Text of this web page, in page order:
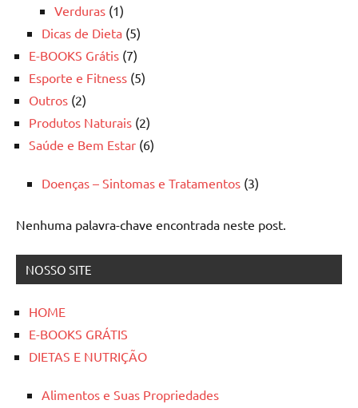
Verduras (1)
Dicas de Dieta (5)
E-BOOKS Grátis (7)
Esporte e Fitness (5)
Outros (2)
Produtos Naturais (2)
Saúde e Bem Estar (6)
Doenças – Sintomas e Tratamentos (3)
Nenhuma palavra-chave encontrada neste post.
NOSSO SITE
HOME
E-BOOKS GRÁTIS
DIETAS E NUTRIÇÃO
Alimentos e Suas Propriedades